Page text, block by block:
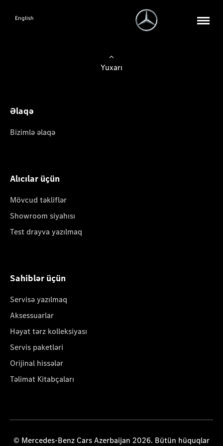
English
Yuxarı
Əlaqə
Bizimlə əlaqə
Alıcılar üçün
Mövcud təkliflər
Showroom siyahısı
Test drayva yazılmaq
Sahiblər üçün
Servisə yazılmaq
Aksessuarlar
Həyat tərz kolleksiyası
Servis paketləri
Orijinal hissələr
Təlimat Kitabçaları
© Mercedes-Benz Cars Azerbaijan 2026. Bütün hüquqlar